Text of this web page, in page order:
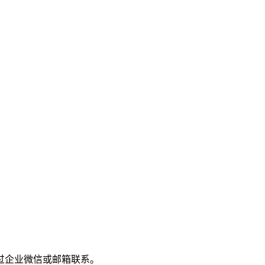
业微信或邮箱联系。